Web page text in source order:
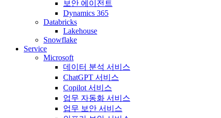
보안 에이전트
Dynamics 365
Databricks
Lakehouse
Snowflake
Service
Microsoft
데이터 분석 서비스
ChatGPT 서비스
Copilot 서비스
업무 자동화 서비스
업무 보안 서비스